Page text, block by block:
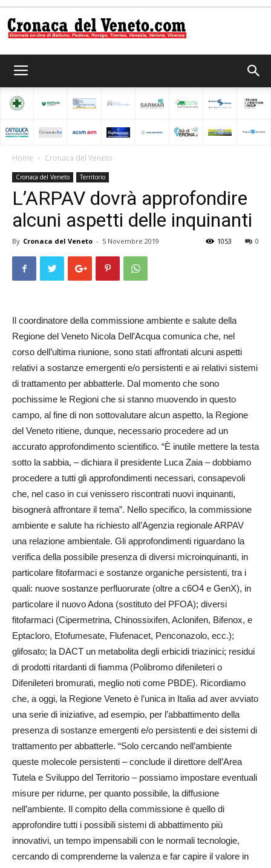
del
Home Cronaca del Veneto
Cronaca del Veneto Territorio
L’ARPAV dovrà approfondire
alcuni aspetti delle inquinanti
By Cronaca del Veneto - 5 Novembre 2019 0
1053
Il coordinatore della commissione ambiente e salute della
Regione del Veneto Nicola Dell’Acqua comunica che, nel
corso dell’ultima riunione, sono stati affrontati alcuni aspetti
relativi a sostanze emergenti e/o persistenti e ai relativi sistemi
di trattamento per abbatterle. Dal momento che sono
pochissime le Regioni che si stanno muovendo in questo
campo, al fine di non sottovalutare alcun aspetto, la Regione
del Veneto ritiene, dunque, necessario procedere ad un
accurato approfondimento scientifico. “È inutile mettere la testa
sotto la sabbia, – dichiara il presidente Luca Zaia – dobbiamo
procedere a tutti gli approfondimenti necessari, consapevoli
che, nel caso in cui venissero riscontrati nuovi inquinanti,
bisognerà affrontare il tema”. Nello specifico, la commissione
ambiente e salute ha richiesto all’Agenzia regionale ARPAV
una relazione ambientale. Gli approfondimenti riguardano la
verifica della possibile presenza di diversi microinquinanti, in
particolare fitofarmaci e sostanze organiche persistenti, tra i
quali: nuove sostanze perfluorurate (oltre a c6O4 e GenX), in
particolare il nuovo Adona (sostituto del PFOA); diversi
fitofarmaci (Cipermetrina, Chinossixifen, Aclonifen, Bifenox, e
Eptacloro, Etofumesate, Flufenacet, Penconazolo, ecc.);
glifosato; la DACT un metabolita degli erbicidi triazinici; residui
di prodotti ritardanti di fiamma (Polibromo difenileteri o
Difenileteri bromurati, meglio noti come PBDE). Ricordiamo
che, a oggi, la Regione Veneto è l’unica in Italia ad aver avviato
una serie di iniziative, ad esempio, per l’abbattimento della
presenza di sostanze emergenti e/o persistenti e dei sistemi di
trattamento per abbatterle. “Solo cercando nell’ambiente
queste molecole persistenti – conclude il direttore dell’Area
Tutela e Sviluppo del Territorio – possiamo impostare eventuali
misure per ridurne, per quanto possibile, la diffusione
nell’ambiente. Il compito della commissione è quello di
approfondire tutti i possibili sistemi di abbattimento più
innovativi, un tempo impensabili con le normali tecnologie,
cercando di comprenderne la valenza e far capire il valore in